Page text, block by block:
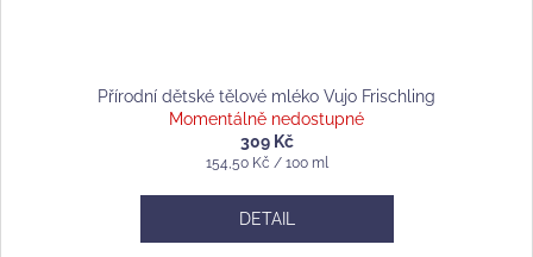
Přírodní dětské tělové mléko Vujo Frischling
Momentálně nedostupné
309 Kč
Měrná
154,50 Kč / 100 ml
DETAIL